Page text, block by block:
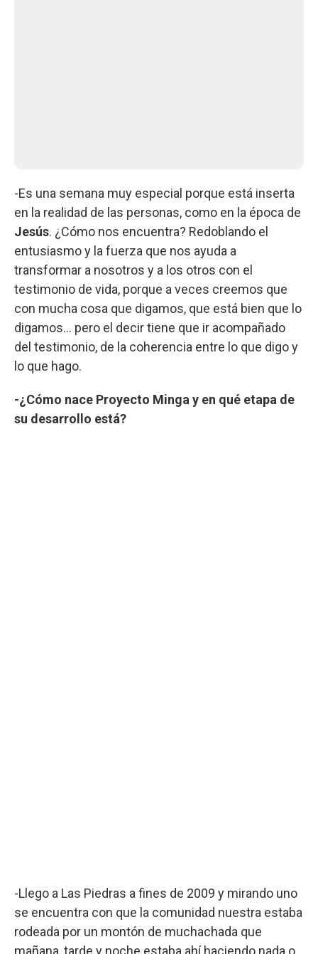
-Es una semana muy especial porque está inserta
en la realidad de las personas, como en la época de
Jesús. ¿Cómo nos encuentra? Redoblando el
entusiasmo y la fuerza que nos ayuda a
transformar a nosotros y a los otros con el
testimonio de vida, porque a veces creemos que
con mucha cosa que digamos, que está bien que lo
digamos… pero el decir tiene que ir acompañado
del testimonio, de la coherencia entre lo que digo y
lo que hago.
-¿Cómo nace Proyecto Minga y en qué etapa de
su desarrollo está?
-Llego a Las Piedras a fines de 2009 y mirando uno
se encuentra con que la comunidad nuestra estaba
rodeada por un montón de muchachada que
mañana, tarde y noche estaba ahí haciendo nada o